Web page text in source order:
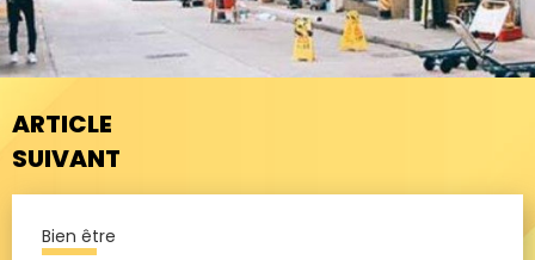
ARTICLE
SUIVANT
Bien être